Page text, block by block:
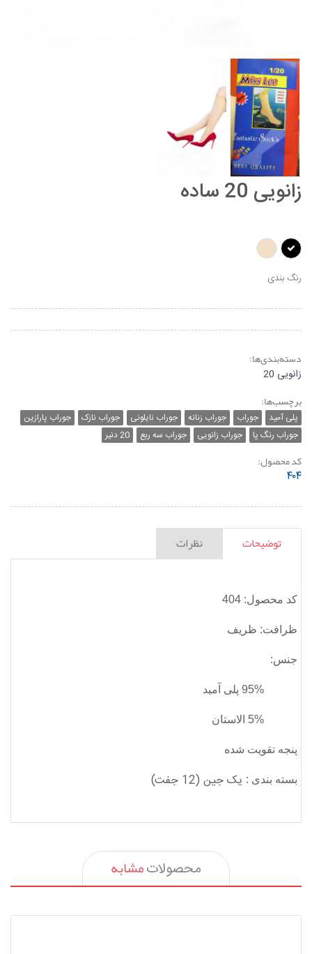
زانویی 20 ساده
رنگ بندی
دسته‌بندی‌ها:
زانویی 20
برچسب‌ها:
پلی آمید جوراب جوراب زنانه جوراب نایلونی جوراب نازک
جوراب پارازین
جوراب رنگ پا
جوراب زانویی جوراب سه ربع 20 دنیر
کد محصول:
۴۰۴
توضیحات نظرات
کد محصول: 404
ظرافت: ظریف
جنس:
95% پلی آمید
5% الاستان
پنجه تقویت شده
بسته بندی : یک جین (12 جفت)
محصولاتمشابه